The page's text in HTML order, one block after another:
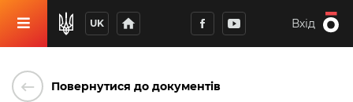
UK home Вхід
keyboard_backspace Повернутися до документів